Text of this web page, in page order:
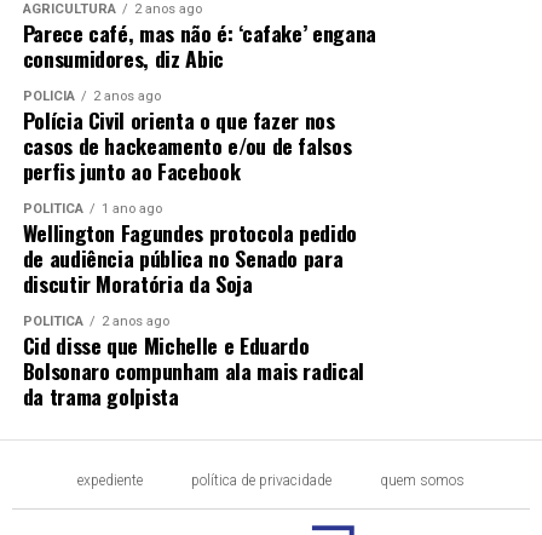
AGRICULTURA 2 anos ago
Parece café, mas não é: ‘cafake’ engana
consumidores, diz Abic
POLÍCIA 2 anos ago
Polícia Civil orienta o que fazer nos
casos de hackeamento e/ou de falsos
perfis junto ao Facebook
POLÍTICA 1 ano ago
Wellington Fagundes protocola pedido
de audiência pública no Senado para
discutir Moratória da Soja
POLÍTICA 2 anos ago
Cid disse que Michelle e Eduardo
Bolsonaro compunham ala mais radical
da trama golpista
expediente política de privacidade quem somos